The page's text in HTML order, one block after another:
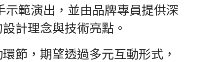
範演出，並由品牌專員提供深
計理念與技術亮點。
節，期望透過多元互動形式，